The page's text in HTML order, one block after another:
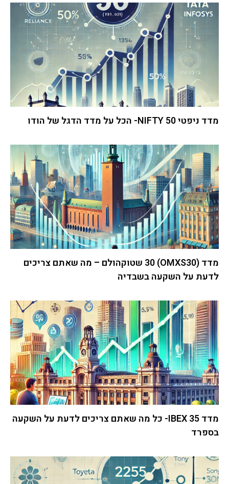
מדד ניפטי 50 NIFTY- הכל על מדד הדגל של הודו
מדד (OMXS30) 30 שטוקהולם – מה שאתם צריכים
לדעת על השקעה בשבדיה
מדד IBEX 35- כל מה שאתם צריכים לדעת על השקעה
בספרד